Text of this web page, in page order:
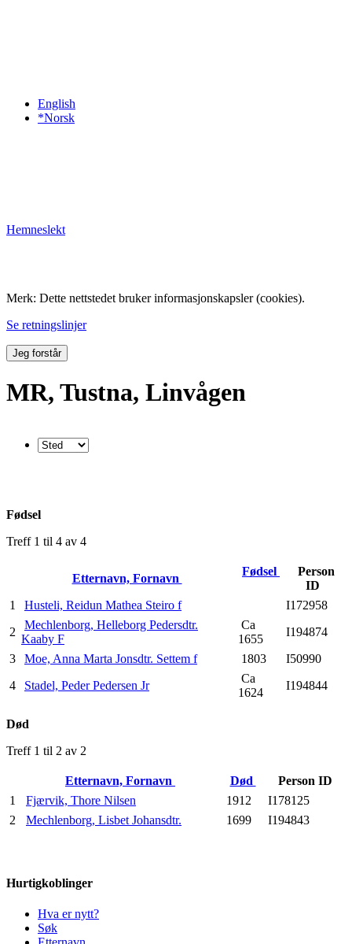
English
*Norsk
Hemneslekt
Merk: Dette nettstedet bruker informasjonskapsler (cookies).
Se retningslinjer
Jeg forstår
MR, Tustna, Linvågen
Fødsel
Treff 1 til 4 av 4
Etternavn, Fornavn
Fødsel
Person
ID
1
Husteli, Reidun Mathea Steiro f
I172958
2
Mechlenborg, Helleborg Pedersdtr.
Kaaby F
Ca
1655
I194874
3
Moe, Anna Marta Jonsdtr. Settem f 1803
I50990
4
Stadel, Peder Pedersen Jr
Ca
1624
I194844
Død
Treff 1 til 2 av 2
Etternavn, Fornavn Død
Person ID
1
Fjærvik, Thore Nilsen 1912
I178125
2
Mechlenborg, Lisbet Johansdtr. 1699 I194843
Hurtigkoblinger
Hva er nytt?
Søk